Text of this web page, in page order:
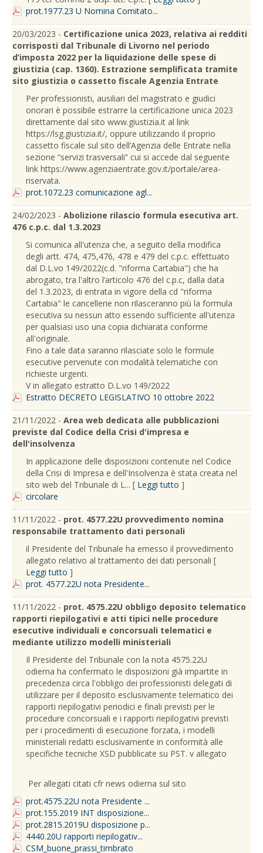
prot.1977.23 U Nomina Comitato...
20/03/2023 - Certificazione unica 2023, relativa ai redditi
corrisposti dal Tribunale di Livorno nel periodo
d’imposta 2022 per la liquidazione delle spese di
giustizia (cap. 1360). Estrazione semplificata tramite
sito giustizia o cassetto fiscale Agenzia Entrate
Per professionisti, ausiliari del magistrato e giudici
onorari è possibile estrarre la certificazione unica 2023
direttamente dal sito www.giustizia.it al link
https://lsg.giustizia.it/, oppure utilizzando il proprio
cassetto fiscale sul sito dell’Agenzia delle Entrate nella
sezione “servizi trasversali” cui si accede dal seguente
link https://www.agenziaentrate.gov.it/portale/area-
riservata.
prot.1072.23 comunicazione agl...
24/02/2023 - Abolizione rilascio formula esecutiva art.
476 c.p.c. dal 1.3.2023
Si comunica all'utenza che, a seguito della modifica
degli artt. 474, 475,476, 478 e 479 del c.p.c. effettuato
dal D.L.vo 149/2022(c.d. "riforma Cartabia") che ha
abrogato, tra l'altro l’articolo 476 del c.p.c, dalla data
del 1.3.2023, di entrata in vigore della cd "riforma
Cartabia" le cancellerie non rilasceranno più la formula
esecutiva su nessun atto essendo sufficiente all'utenza
per qualsiasi uso una copia dichiarata conforme
all'originale.
Fino a tale data saranno rilasciate solo le formule
esecutive pervenute con modalità telematiche con
richieste urgenti.
V in allegato estratto D.L.vo 149/2022
Estratto DECRETO LEGISLATIVO 10 ottobre 2022
21/11/2022 - Area web dedicata alle pubblicazioni
previste dal Codice della Crisi d'impresa e
dell'insolvenza
In applicazione delle disposizioni contenute nel Codice
della Crisi di Impresa e dell'Insolvenza è stata creata nel
sito web del Tribunale di L... [ Leggi tutto ]
circolare
11/11/2022 - prot. 4577.22U provvedimento nomina
responsabile trattamento dati personali
il Presidente del Tribunale ha emesso il provvedimento
allegato relativo al trattamento dei dati personali [
Leggi tutto ]
prot. 4577.22U nota Presidente...
11/11/2022 - prot. 4575.22U obbligo deposito telematico
rapporti riepilogativi e atti tipici nelle procedure
esecutive individuali e concorsuali telematici e
mediante utilizzo modelli ministeriali
Il Presidente del Tribunale con la nota 4575.22U
odierna ha confermato le disposizioni già impartite in
precedenza circa l'obbligo dei professionisti delegati di
utilizzare per il deposito esclusivamente telematico dei
rapporti riepilogativi periodici e finali previsti per le
procedure concorsuali e i rapporti riepilogativi previsti
per i procedimenti di esecuzione forzata, i modelli
ministeriali redatti esclusivamente in conformità alle
specifiche tecniche XSD pubblicate su PST. v allegato
Per allegati citati cfr news odierna sul sito
prot.4575.22U nota Presidente ...
prot.155.2019 INT disposizione...
prot.2815.2019U disposizione p...
4440.20U rapporti riepilogativ...
CSM_buone_prassi_timbrato